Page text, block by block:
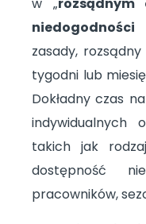
zasady,
tygodni lub
Dokładny czas
indywidualnych
takich jak
dostępność
pracowników,